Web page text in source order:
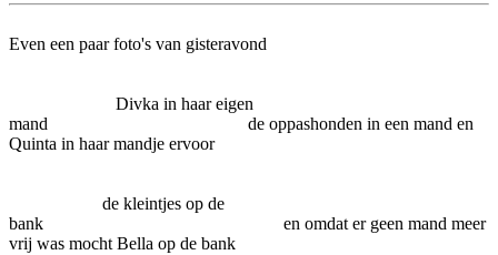
Even een paar foto's van gisteravond
Divka in haar eigen
mand de oppashonden in een mand en
Quinta in haar mandje ervoor
de kleintjes op de
bank en omdat er geen mand meer
vrij was mocht Bella op de bank